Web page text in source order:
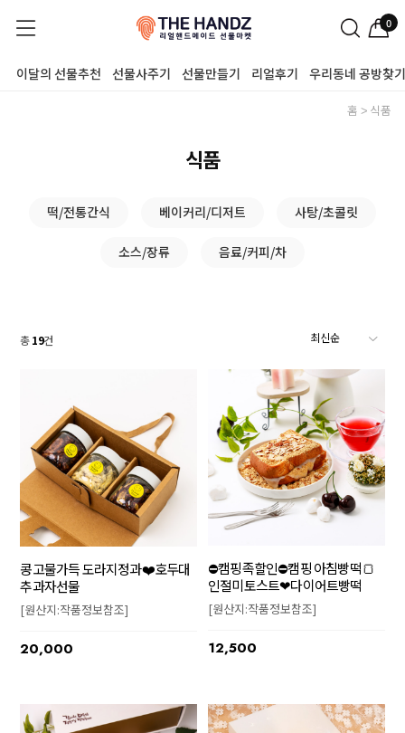
0
이달의 선물추천 선물사주기 선물만들기 리얼후기 우리동네 공방찾기
홈 식품
식품
떡/전통간식 베이커리/디저트 사탕/초콜릿
소스/장류 음료/커피/차
총19건
콩고물가득 도라지정과❤️호두대
추과자선물
[원산지:작품정보참조]
20,000
⛔캠핑족할인⛔캠핑 아침빵떡🍞
인절미토스트❤다이어트빵떡
[원산지:작품정보참조]
12,500